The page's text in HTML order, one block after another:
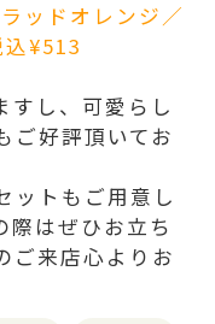
ッドオレンジ／
込¥513
すし、可愛らし
ご好評頂いてお
ットもご用意し
際はぜひお立ち
ご来店心よりお